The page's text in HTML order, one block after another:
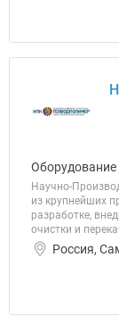
Оборудование
Научно-
из крупнейших
разработке,
очистки и
Россия,